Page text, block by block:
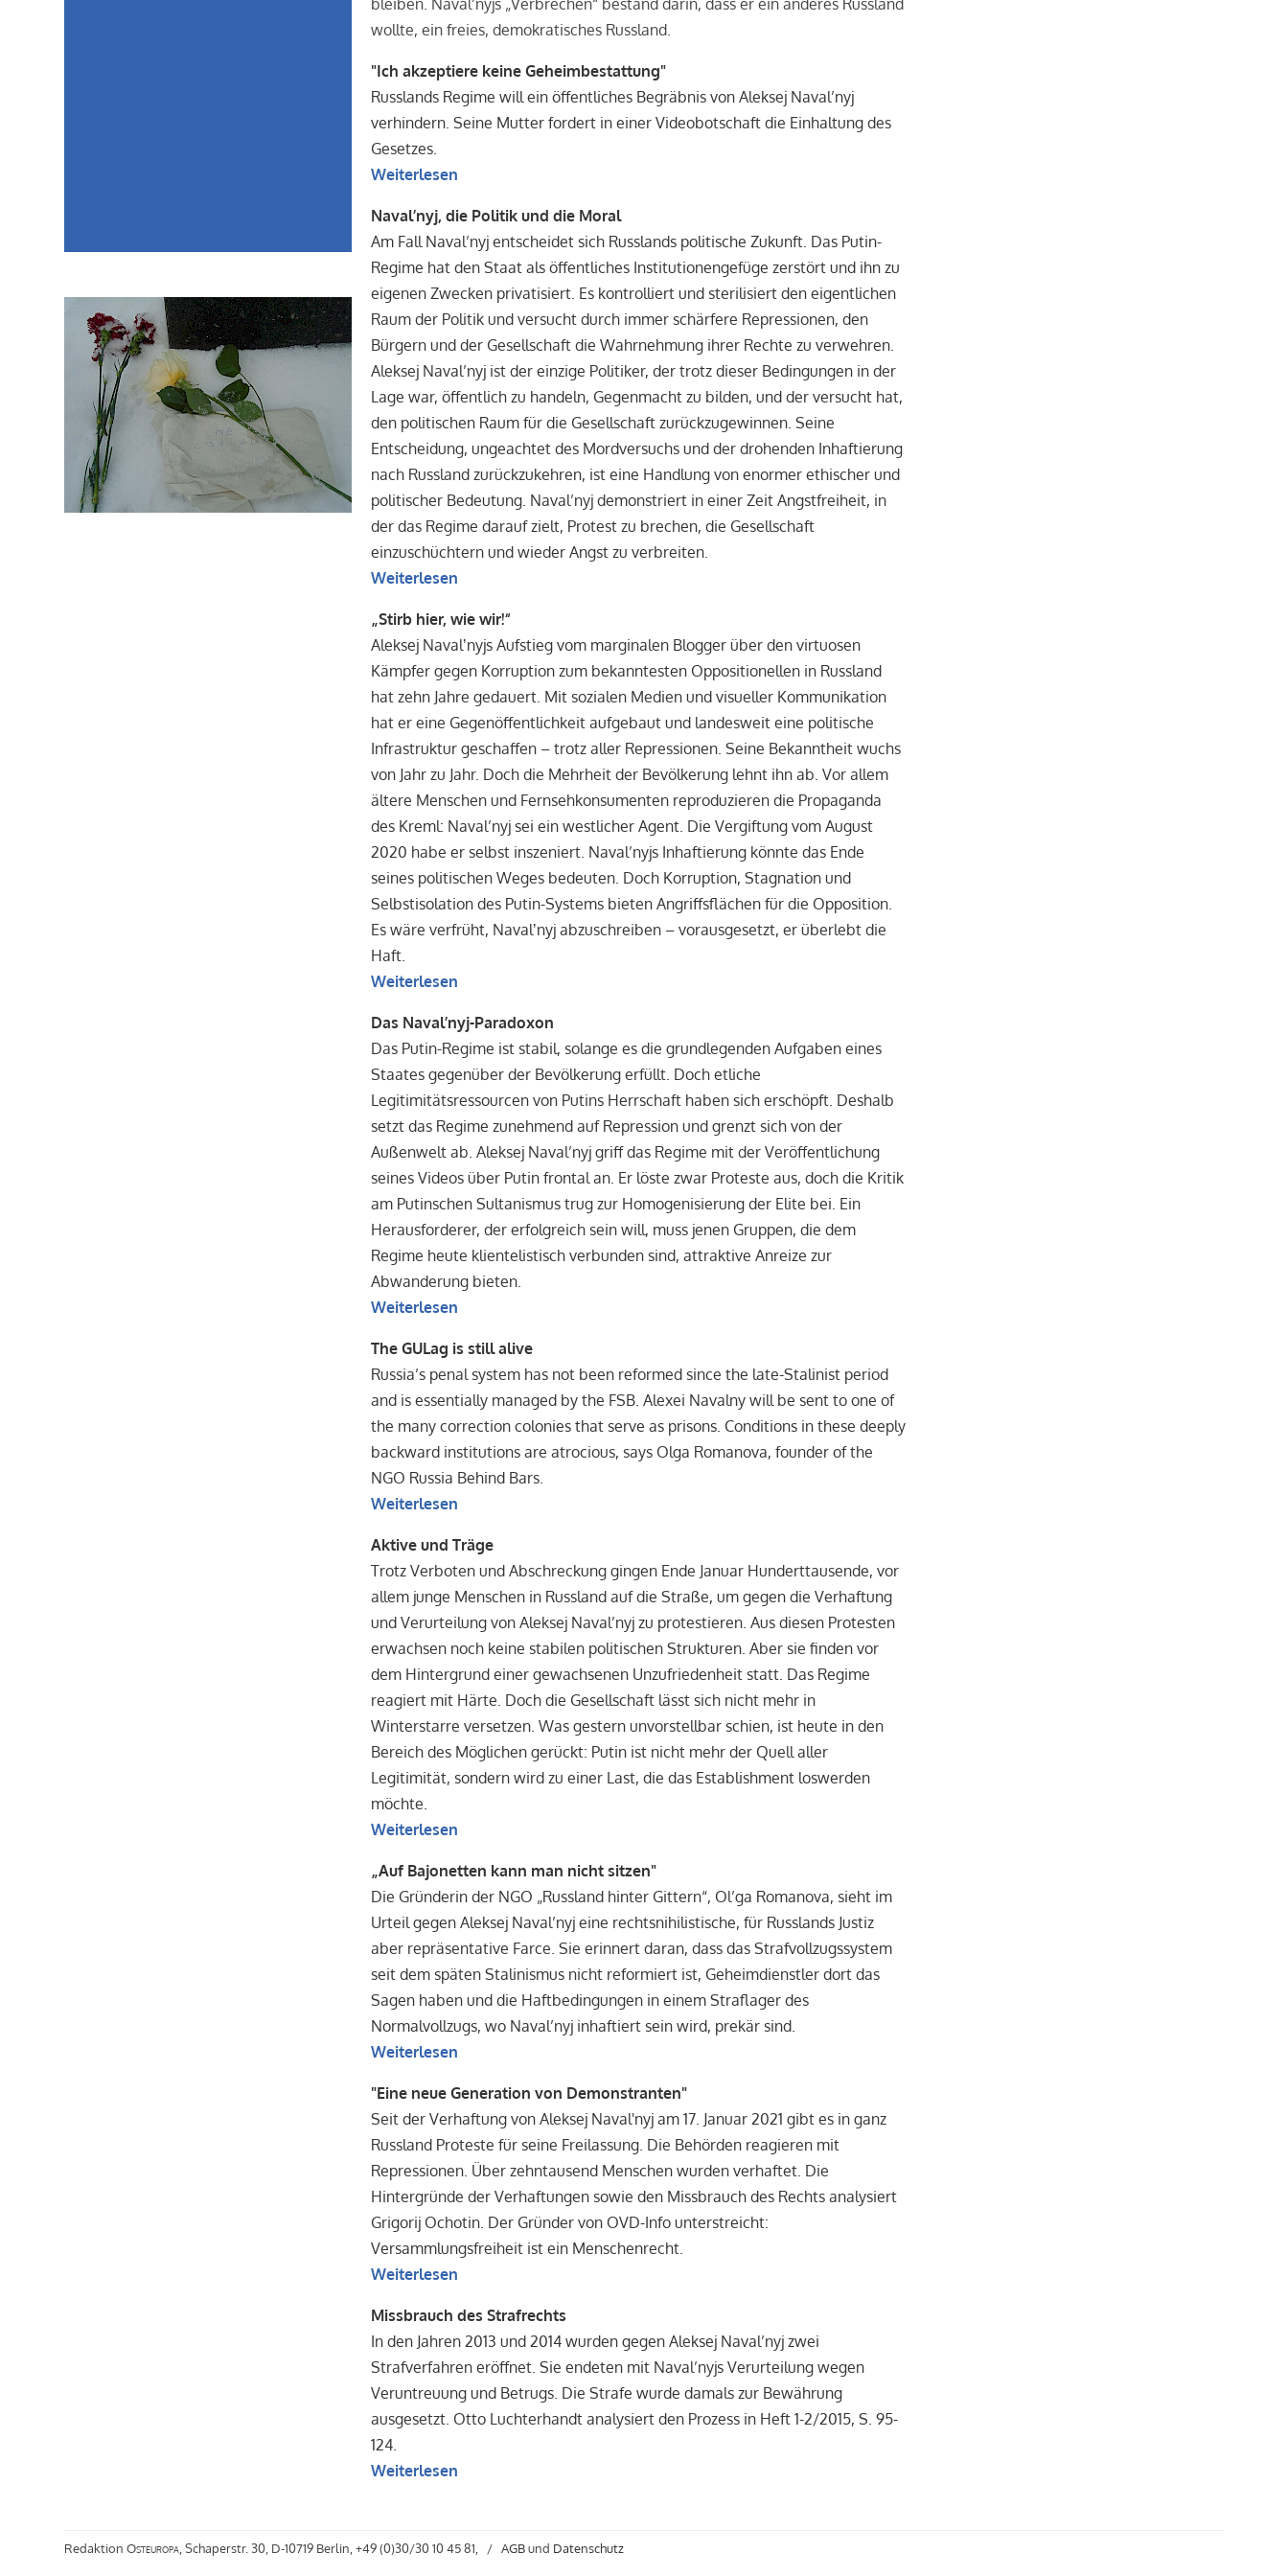
wollte, ein freies, demokratisches Russland.
"Ich akzeptiere keine Geheimbestattung"
Russlands Regime will ein öffentliches Begräbnis von Aleksej Naval’nyj
verhindern. Seine Mutter fordert in einer Videobotschaft die Einhaltung des
Gesetzes.
Weiterlesen
Naval’nyj, die Politik und die Moral
Am Fall Naval’nyj entscheidet sich Russlands politische Zukunft. Das Putin-
Regime hat den Staat als öffentliches Institutionengefüge zerstört und ihn zu
eigenen Zwecken privatisiert. Es kontrolliert und sterilisiert den eigentlichen
Raum der Politik und versucht durch immer schärfere Repressionen, den
Bürgern und der Gesellschaft die Wahrnehmung ihrer Rechte zu verwehren.
Aleksej Naval’nyj ist der einzige Politiker, der trotz dieser Bedingungen in der
Lage war, öffentlich zu handeln, Gegenmacht zu bilden, und der versucht hat,
den politischen Raum für die Gesellschaft zurückzugewinnen. Seine
Entscheidung, ungeachtet des Mordversuchs und der drohenden Inhaftierung
nach Russland zurückzukehren, ist eine Handlung von enormer ethischer und
politischer Bedeutung. Naval’nyj demonstriert in einer Zeit Angstfreiheit, in
der das Regime darauf zielt, Protest zu brechen, die Gesellschaft
einzuschüchtern und wieder Angst zu verbreiten.
Weiterlesen
„Stirb hier, wie wir!“
Aleksej Navalʼnyjs Aufstieg vom marginalen Blogger über den virtuosen
Kämpfer gegen Korruption zum bekanntesten Oppositionellen in Russland
hat zehn Jahre gedauert. Mit sozialen Medien und visueller Kommunikation
hat er eine Gegenöffentlichkeit aufgebaut und landesweit eine politische
Infrastruktur geschaffen – trotz aller Repressionen. Seine Bekanntheit wuchs
von Jahr zu Jahr. Doch die Mehrheit der Bevölkerung lehnt ihn ab. Vor allem
ältere Menschen und Fernsehkonsumenten reproduzieren die Propaganda
des Kreml: Naval’nyj sei ein westlicher Agent. Die Vergiftung vom August
2020 habe er selbst inszeniert. Naval’nyjs Inhaftierung könnte das Ende
seines politischen Weges bedeuten. Doch Korruption, Stagnation und
Selbstisolation des Putin-Systems bieten Angriffsflächen für die Opposition.
Es wäre verfrüht, Navalʼnyj abzuschreiben – vorausgesetzt, er überlebt die
Haft.
Weiterlesen
Das Naval’nyj-Paradoxon
Das Putin-Regime ist stabil, solange es die grundlegenden Aufgaben eines
Staates gegenüber der Bevölkerung erfüllt. Doch etliche
Legitimitätsressourcen von Putins Herrschaft haben sich erschöpft. Deshalb
setzt das Regime zunehmend auf Repression und grenzt sich von der
Außenwelt ab. Aleksej Naval’nyj griff das Regime mit der Veröffentlichung
seines Videos über Putin frontal an. Er löste zwar Proteste aus, doch die Kritik
am Putinschen Sultanismus trug zur Homogenisierung der Elite bei. Ein
Herausforderer, der erfolgreich sein will, muss jenen Gruppen, die dem
Regime heute klientelistisch verbunden sind, attraktive Anreize zur
Abwanderung bieten.
Weiterlesen
The GULag is still alive
Russia’s penal system has not been reformed since the late-Stalinist period
and is essentially managed by the FSB. Alexei Navalny will be sent to one of
the many correction colonies that serve as prisons. Conditions in these deeply
backward institutions are atrocious, says Olga Romanova, founder of the
NGO Russia Behind Bars.
Weiterlesen
Aktive und Träge
Trotz Verboten und Abschreckung gingen Ende Januar Hunderttausende, vor
allem junge Menschen in Russland auf die Straße, um gegen die Verhaftung
und Verurteilung von Aleksej Naval’nyj zu protestieren. Aus diesen Protesten
erwachsen noch keine stabilen politischen Strukturen. Aber sie finden vor
dem Hintergrund einer gewachsenen Unzufriedenheit statt. Das Regime
reagiert mit Härte. Doch die Gesellschaft lässt sich nicht mehr in
Winterstarre versetzen. Was gestern unvorstellbar schien, ist heute in den
Bereich des Möglichen gerückt: Putin ist nicht mehr der Quell aller
Legitimität, sondern wird zu einer Last, die das Establishment loswerden
möchte.
Weiterlesen
„Auf Bajonetten kann man nicht sitzen"
Die Gründerin der NGO „Russland hinter Gittern“, Ol’ga Romanova, sieht im
Urteil gegen Aleksej Naval’nyj eine rechtsnihilistische, für Russlands Justiz
aber repräsentative Farce. Sie erinnert daran, dass das Strafvollzugssystem
seit dem späten Stalinismus nicht reformiert ist, Geheimdienstler dort das
Sagen haben und die Haftbedingungen in einem Straflager des
Normalvollzugs, wo Naval’nyj inhaftiert sein wird, prekär sind.
Weiterlesen
"Eine neue Generation von Demonstranten"
Seit der Verhaftung von Aleksej Naval'nyj am 17. Januar 2021 gibt es in ganz
Russland Proteste für seine Freilassung. Die Behörden reagieren mit
Repressionen. Über zehntausend Menschen wurden verhaftet. Die
Hintergründe der Verhaftungen sowie den Missbrauch des Rechts analysiert
Grigorij Ochotin. Der Gründer von OVD-Info unterstreicht:
Versammlungsfreiheit ist ein Menschenrecht.
Weiterlesen
Missbrauch des Strafrechts
In den Jahren 2013 und 2014 wurden gegen Aleksej Naval’nyj zwei
Strafverfahren eröffnet. Sie endeten mit Naval’nyjs Verurteilung wegen
Veruntreuung und Betrugs. Die Strafe wurde damals zur Bewährung
ausgesetzt. Otto Luchterhandt analysiert den Prozess in Heft 1-2/2015, S. 95-
124.
Weiterlesen
RedaktionOsteuropa , Schaperstr. 30, D-10719 Berlin, +49 (0)30/30 10 45 81, /AGBund Datenschutz